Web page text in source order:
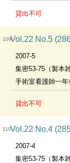
貸出不可
109Vol.22 No.5
2007-5
集密53-75（製本雑
手術室看護師一
貸出不可
110Vol.22 No.4
2007-4
集密53-75（製本雑